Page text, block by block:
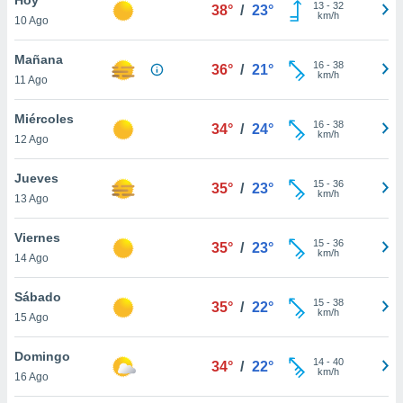
en
más
nuestra
de
cookies
aceptar
10 Ago
38° / 23° 13- 32
km/h
Mañana
11 Ago
36° / 21° 16- 38
km/h
Miércoles
12 Ago
34° / 24° 16- 38
km/h
Jueves
13 Ago
35° / 23° 15- 36
km/h
Viernes
14 Ago
35° / 23° 15- 36
km/h
Sábado
15 Ago
35° / 22° 15- 38
km/h
Domingo
16 Ago
34° / 22° 14- 40
km/h